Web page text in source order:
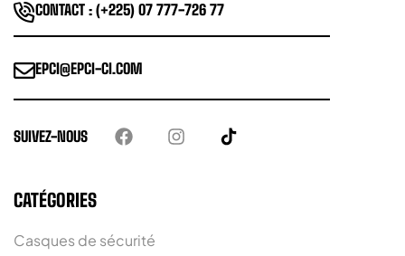
CONTACT : (+225) 07 777-726 77
EPCI@EPCI-CI.COM
SUIVEZ-NOUS
CATÉGORIES
Casques de sécurité